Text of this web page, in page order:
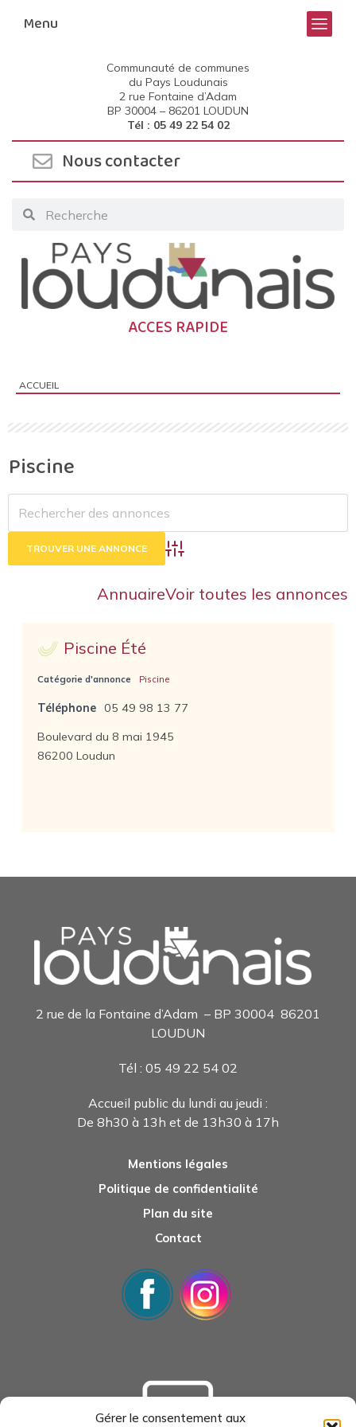
Gérer le consentement aux
Menu
Communauté de communes
du Pays Loudunais
2 rue Fontaine d’Adam
BP 30004 – 86201 LOUDUN
Tél : 05 49 22 54 02
Nous contacter
ACCES RAPIDE
Vous êtes ici :
ACCUEIL
Piscine
Advanced Search
AnnuaireVoir toutes les annonces
Piscine Été
Catégorie d'annonce Piscine
Téléphone 05 49 98 13 77
Boulevard du 8 mai 1945
86200 Loudun
2 rue de la Fontaine d’Adam – BP 30004 86201
LOUDUN
Tél : 05 49 22 54 02
Accueil public du lundi au jeudi :
De 8h30 à 13h et de 13h30 à 17h
Mentions légales
Politique de confidentialité
Plan du site
Contact